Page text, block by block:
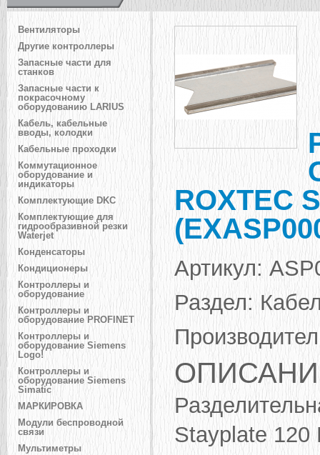
Вентиляторы
Другие контроллеры
Запасные части для
станков
Запасные части к
покрасочному
оборудованию LARIUS
Кабель, кабельные
вводы, колодки
Кабельные проходки
Коммутационное
оборудование и
индикаторы
Комплектующие DKC
Комплектующие для
гидрообразивной резки
Waterjet
Конденсаторы
Кондиционеры
Контроллеры и
оборудование
Контроллеры и
оборудование PROFINET
Контроллеры и
оборудование Siemens
Logo!
Контроллеры и
оборудование Siemens
Simatic
МАРКИРОВКА
Модули беспроводной
связи
Мультиметры
ROXTEC
Артикул:
Раздел:
Stayplate 120